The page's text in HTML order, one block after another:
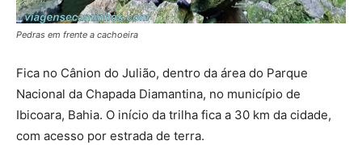
Pedras em frente a cachoeira
Fica no Cânion do Julião, dentro da área do Parque
Nacional da Chapada Diamantina, no município de
Ibicoara, Bahia. O início da trilha fica a 30 km da cidade,
com acesso por estrada de terra.